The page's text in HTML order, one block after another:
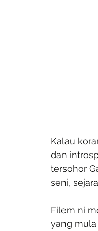
Kalau
dan
tersohor
seni,
Filem ni
yang